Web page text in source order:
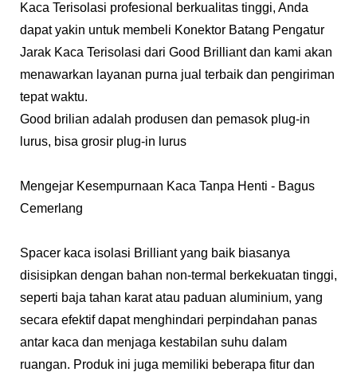
Kaca Terisolasi profesional berkualitas tinggi, Anda
dapat yakin untuk membeli Konektor Batang Pengatur
Jarak Kaca Terisolasi dari Good Brilliant dan kami akan
menawarkan layanan purna jual terbaik dan pengiriman
tepat waktu.
Good brilian adalah produsen dan pemasok plug-in
lurus, bisa grosir plug-in lurus
Mengejar Kesempurnaan Kaca Tanpa Henti - Bagus
Cemerlang
Spacer kaca isolasi Brilliant yang baik biasanya
disisipkan dengan bahan non-termal berkekuatan tinggi,
seperti baja tahan karat atau paduan aluminium, yang
secara efektif dapat menghindari perpindahan panas
antar kaca dan menjaga kestabilan suhu dalam
ruangan. Produk ini juga memiliki beberapa fitur dan